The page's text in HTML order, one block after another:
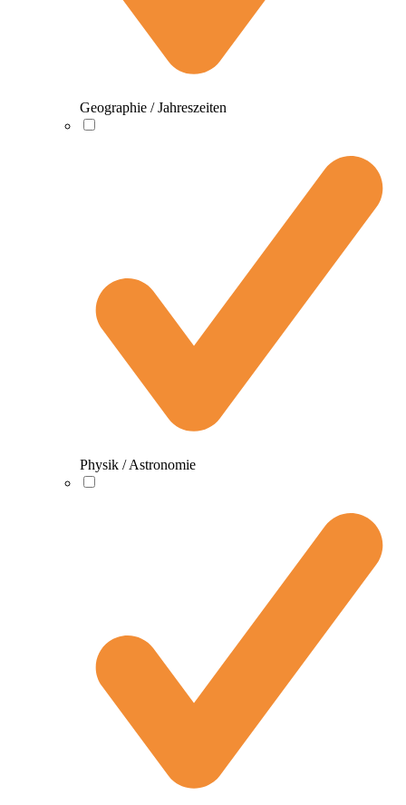
Geographie / Jahreszeiten
Physik / Astronomie